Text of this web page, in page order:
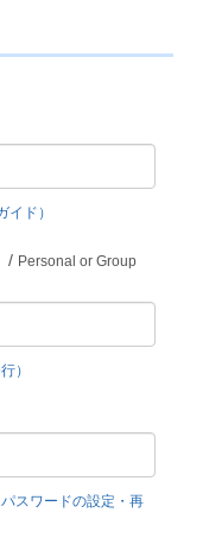
イド）
/ Personal or Group
）
スワードの設定・再